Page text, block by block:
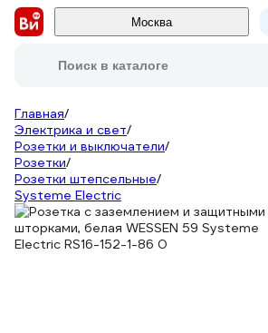
Москва
Поиск в каталоге
Главная/
Электрика и свет/
Розетки и выключатели/
Розетки/
Розетки штепсельные/
Systeme Electric